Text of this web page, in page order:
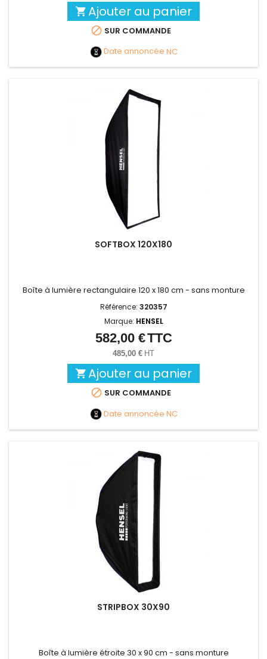
 Ajouter au panier
 SUR COMMANDE
Date annoncée NC
SOFTBOX 120X180
Boîte à lumière rectangulaire 120 x 180 cm - sans monture
Référence: 320357
Marque: HENSEL
Prix
582,00 €TTC
485,00 € HT
 Ajouter au panier
 SUR COMMANDE
Date annoncée NC
STRIPBOX 30X90
Boîte à lumière étroite 30 x 90 cm - sans monture